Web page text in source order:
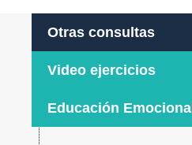
Otras consultas
Video ejercicios
Educación Emocional